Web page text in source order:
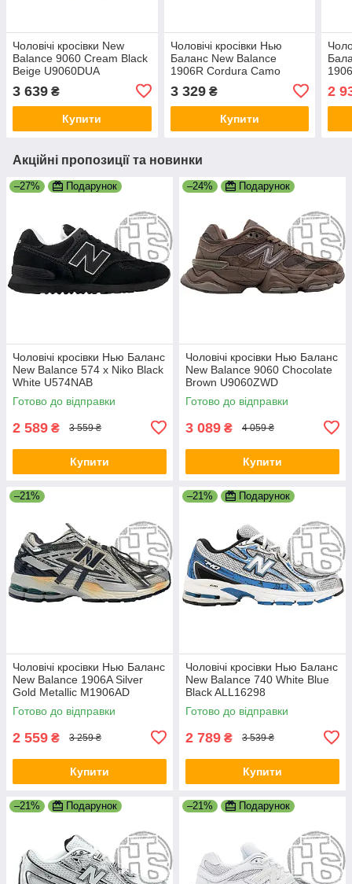
Чоловічі кросівки New
Balance 9060 Cream Black
Beige U9060DUA
3 639 ₴
Купити
Чоловічі кросівки Нью
Баланс New Balance
1906R Cordura Camo
3 329₴
Купити
2
Акційні пропозиції та новинки
–27% Подарунок
Чоловічі кросівки Нью Баланс
New Balance 574 x Niko Black
White U574NAB
Готово до відправки
2 589 ₴ 3 559 ₴
Купити
–24% Подарунок
Чоловічі кросівки Нью Баланс
New Balance 9060 Chocolate
Brown U9060ZWD
Готово до відправки
3 089 ₴ 4 059 ₴
Купити
–21%
Чоловічі кросівки Нью Баланс
New Balance 1906A Silver
Gold Metallic M1906AD
Готово до відправки
2 559 ₴ 3 259 ₴
Купити
–21% Подарунок
Чоловічі кросівки Нью Баланс
New Balance 740 White Blue
Black ALL16298
Готово до відправки
2 789 ₴ 3 539 ₴
Купити
–21% Подарунок –21% Подарунок